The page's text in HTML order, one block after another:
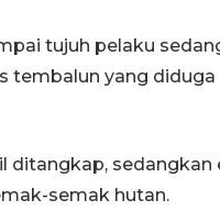
tujuh pelaku
yang diduga
ditangkap, sedangkan
semak hutan.